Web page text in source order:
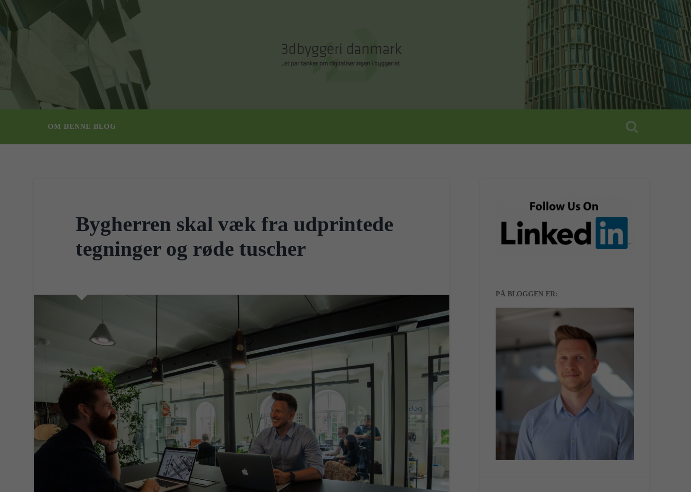
OM DENNE BLOG
Bygherren skal væk fra udprintede
tegninger og røde tuscher
PÅ BLOGGEN ER: